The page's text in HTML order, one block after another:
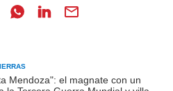
Mendoza": el magnate con un